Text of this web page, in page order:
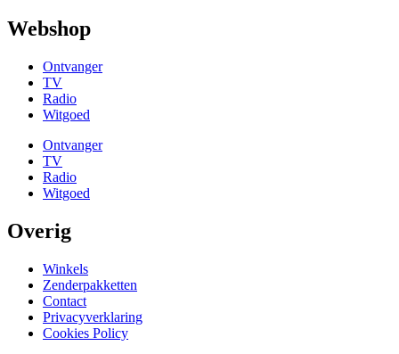
Webshop
Ontvanger
TV
Radio
Witgoed
Ontvanger
TV
Radio
Witgoed
Overig
Winkels
Zenderpakketten
Contact
Privacyverklaring
Cookies Policy